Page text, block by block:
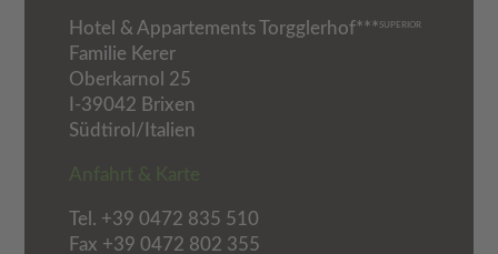
Hotel & Appartements Torgglerhof***SUPERIOR
Familie Kerer
Oberkarnol 25
I-39042 Brixen
Südtirol/Italien
Anfahrt & Karte
Tel. +39 0472 835 510
Fax +39 0472 802 355